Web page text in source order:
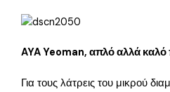
AYA Yeoman, απλό αλλά καλό
Για τους λάτρεις του μικρού